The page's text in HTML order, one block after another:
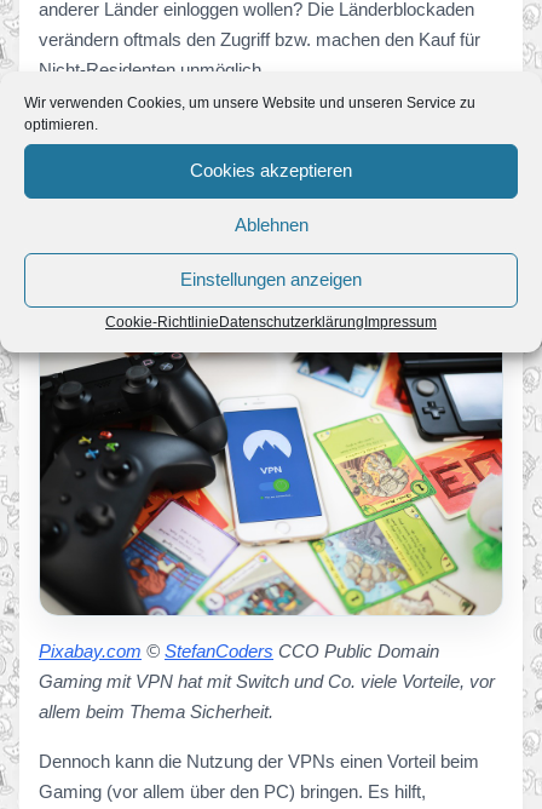
Wir verwenden Cookies, um unsere Website und unseren Service zu
optimieren.
Cookies akzeptieren
Ablehnen
Einstellungen anzeigen
Cookie-RichtlinieDatenschutzerklärungImpressum
anderer Länder einloggen wollen? Die Länderblockaden
verändern oftmals den Zugriff bzw. machen den Kauf für
Nicht-Residenten unmöglich.
Clevere Switch-Fans könnten die Geoblockaden mithilfe
von einem VPN-Service umgehen, da ihre IP-Adresse
anonymisiert übermittelt wird. Doch viele Experten gehen
Pixabay.com © StefanCoders CCO Public Domain
Gaming mit VPN hat mit Switch und Co. viele Vorteile, vor
allem beim Thema Sicherheit.
Dennoch kann die Nutzung der VPNs einen Vorteil beim
Gaming (vor allem über den PC) bringen. Es hilft,